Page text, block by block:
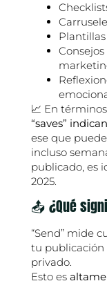
📈 En
“saves”
ese que
incluso
publicado, es
2025.
📤 ¿Qué
“Send” mide
tu publicación
privado.
Esto es